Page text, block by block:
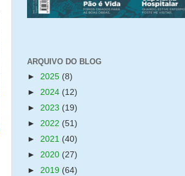
ARQUIVO DO BLOG
► 2025 (8)
► 2024 (12)
► 2023 (19)
► 2022 (51)
► 2021 (40)
► 2020 (27)
► 2019 (64)